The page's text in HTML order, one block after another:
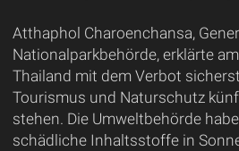
Atthaphol Charoenchansa,
Nationalparkbehörde, erklärte
Thailand mit dem Verbot
Tourismus und Naturschutz
stehen. Die Umweltbehörde
schädliche Inhaltsstoffe in